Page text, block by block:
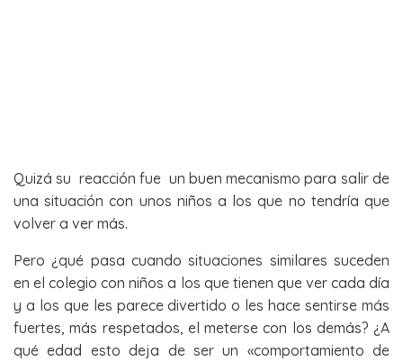
Quizá su reacción fue un buen mecanismo para salir de
una situación con unos niños a los que no tendría que
volver a ver más.
Pero ¿qué pasa cuando situaciones similares suceden
en el colegio con niños a los que tienen que ver cada día
y a los que les parece divertido o les hace sentirse más
fuertes, más respetados, el meterse con los demás? ¿A
qué edad esto deja de ser un «comportamiento de